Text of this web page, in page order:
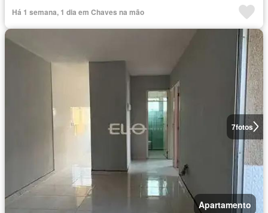
Há 1 semana, 1 dia em Chaves na mão
7fotos
Apartamento